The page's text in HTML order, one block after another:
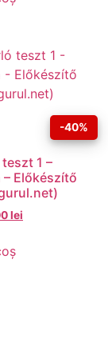
-40%
1 –
Előkészítő
lei